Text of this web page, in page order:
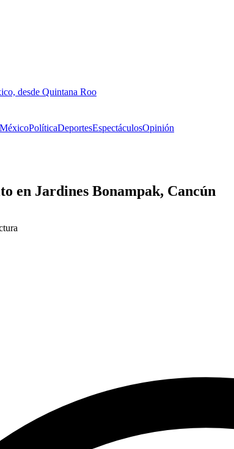
desde Quintana Roo
MéxicoPolíticaDeportesEspectáculosOpinión
en Jardines Bonampak, Cancún